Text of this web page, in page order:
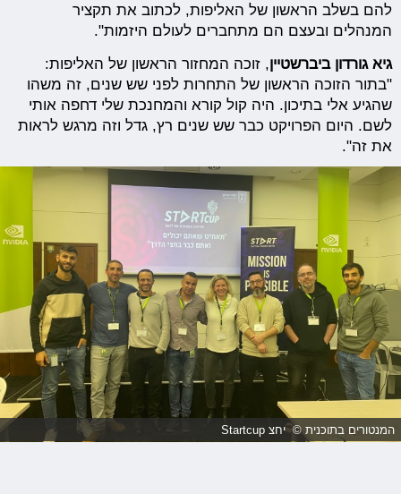
להם בשלב הראשון של האליפות, לכתוב את תקציר
המנהלים ובעצם הם מתחברים לעולם היזמות".
גיא גורדון ביברשטיין, זוכה המחזור הראשון של האליפות:
"בתור הזוכה הראשון של התחרות לפני שש שנים, זה משהו
שהגיע אלי בתיכון. היה קול קורא והמחנכת שלי דחפה אותי
לשם. היום הפרויקט כבר שש שנים רץ, גדל וזה מרגש לראות
את זה".
המנטורים בתוכנית © יחצ Startcup